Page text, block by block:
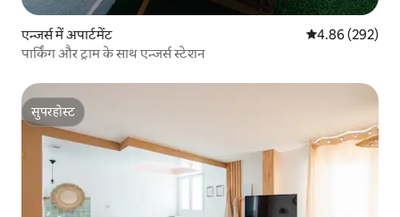
एन्जर्स में अपार्टमेंट औसत रेटिंग 5 में से
4.86 (292)
पार्किंग और ट्राम के साथ एन्जर्स स्टेशन
सुपरहोस्ट
सुपरहोस्ट